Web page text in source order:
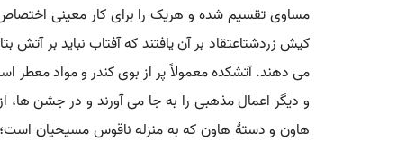
مساوی تقسیم شده و هریک را برای کار معینی اختصاص
کیش زردشتاعتقاد بر آن یافتند که آفتاب نباید بر
می دهند. آتشکده معمولاً پر از بوی کندر و مواد معطر
و دیگر اعمال مذهبی را به جا می آورند و در جشن ها،
هاون و دستۀ هاون که به منزله ناقوس مسیحیان